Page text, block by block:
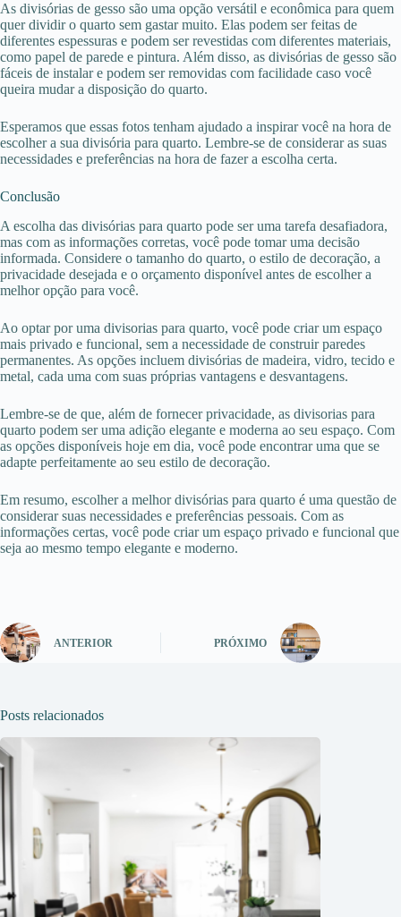
As divisórias de gesso são uma opção versátil e econômica para quem
quer dividir o quarto sem gastar muito. Elas podem ser feitas de
diferentes espessuras e podem ser revestidas com diferentes materiais,
como papel de parede e pintura. Além disso, as divisórias de gesso são
fáceis de instalar e podem ser removidas com facilidade caso você
queira mudar a disposição do quarto.
Esperamos que essas fotos tenham ajudado a inspirar você na hora de
escolher a sua divisória para quarto. Lembre-se de considerar as suas
necessidades e preferências na hora de fazer a escolha certa.
Conclusão
A escolha das divisórias para quarto pode ser uma tarefa desafiadora,
mas com as informações corretas, você pode tomar uma decisão
informada. Considere o tamanho do quarto, o estilo de decoração, a
privacidade desejada e o orçamento disponível antes de escolher a
melhor opção para você.
Ao optar por uma divisorias para quarto, você pode criar um espaço
mais privado e funcional, sem a necessidade de construir paredes
permanentes. As opções incluem divisórias de madeira, vidro, tecido e
metal, cada uma com suas próprias vantagens e desvantagens.
Lembre-se de que, além de fornecer privacidade, as divisorias para
quarto podem ser uma adição elegante e moderna ao seu espaço. Com
as opções disponíveis hoje em dia, você pode encontrar uma que se
adapte perfeitamente ao seu estilo de decoração.
Em resumo, escolher a melhor divisórias para quarto é uma questão de
considerar suas necessidades e preferências pessoais. Com as
informações certas, você pode criar um espaço privado e funcional que
seja ao mesmo tempo elegante e moderno.
ANTERIOR PRÓXIMO
Posts relacionados